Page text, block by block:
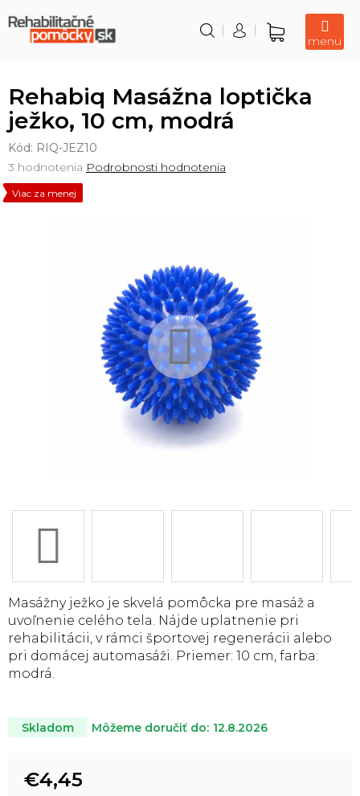
na
obsah
Nákupný
Rehabiq Masážna loptička
ježko, 10 cm, modrá
Kód: RIQ-JEZ10
Viac za menej
Priemerné
hodnotenie
produktu
3 hodnotenia Podrobnosti hodnotenia
Skladom Môžeme doručiť do: 12.8.2026
€4,45
Masážny ježko je skvelá pomôcka pre masáž a
uvoľnenie celého tela. Nájde uplatnenie pri
rehabilitácii, v rámci športovej regenerácii alebo
pri domácej automasáži. Priemer: 10 cm, farba:
modrá.